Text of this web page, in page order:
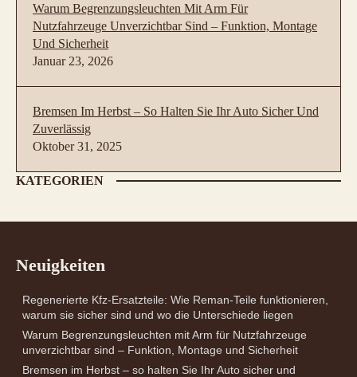
Warum Begrenzungsleuchten Mit Arm Für
Nutzfahrzeuge Unverzichtbar Sind – Funktion, Montage
Und Sicherheit
Januar 23, 2026
Bremsen Im Herbst – So Halten Sie Ihr Auto Sicher Und
Zuverlässig
Oktober 31, 2025
KATEGORIEN
Neuigkeiten
Regenerierte Kfz-Ersatzteile: Wie Reman-Teile funktionieren,
warum sie sicher sind und wo die Unterschiede liegen
Warum Begrenzungsleuchten mit Arm für Nutzfahrzeuge
unverzichtbar sind – Funktion, Montage und Sicherheit
Bremsen im Herbst – so halten Sie Ihr Auto sicher und